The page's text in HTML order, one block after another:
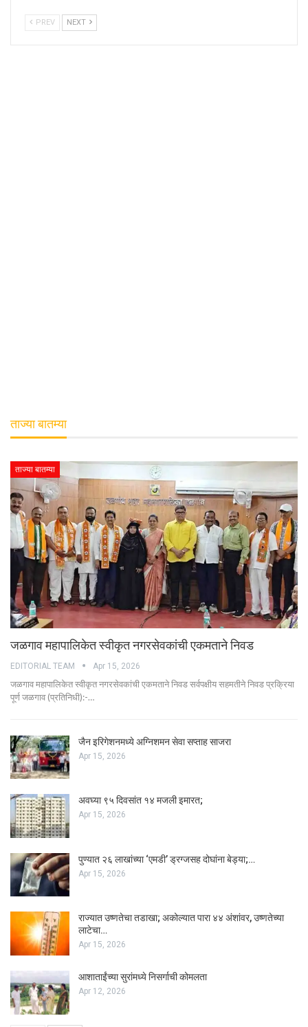
PREV NEXT
ताज्या बातम्या
ताज्या बातम्या
जळगाव महापालिकेत स्वीकृत नगरसेवकांची एकमताने निवड
EDITORIAL TEAM Apr 15, 2026
जळगाव महापालिकेत स्वीकृत नगरसेवकांची एकमताने निवड सर्वपक्षीय सहमतीने निवड प्रक्रिया
पूर्ण जळगाव (प्रतिनिधी):-…
जैन इरिगेशनमध्ये अग्निशमन सेवा सप्ताह साजरा
Apr 15, 2026
अवघ्या ९५ दिवसांत १४ मजली इमारत;
Apr 15, 2026
पुण्यात २६ लाखांच्या ‘एमडी’ ड्रग्जसह दोघांना बेड्या;…
Apr 15, 2026
राज्यात उष्णतेचा तडाखा; अकोल्यात पारा ४४ अंशांवर, उष्णतेच्या
लाटेचा…
Apr 15, 2026
आशाताईंच्या सुरांमध्ये निसर्गाची कोमलता
Apr 12, 2026